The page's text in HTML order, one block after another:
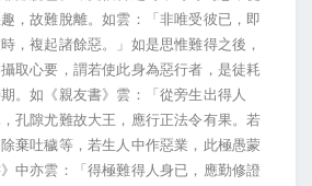
，故難脫離。如雲：「非唯受彼已，即
，複起諸餘惡。」如是思惟難得之後，
取心要，謂若使此身為惡行者，是徒耗
。如《親友書》雲：「從旁生出得人
孔隙尤難故大王，應行正法令有果。若
棄吐穢等，若生人中作惡業，此極愚蒙
中亦雲：「得極難得人身已，應勤修證